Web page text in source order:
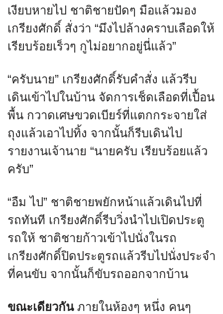
เงียบหายไป ชาติชายปัดๆ มือแล้วมอง
เกรียงศักดิ์ สั่งว่า “มึงไปล้างคราบเลือดให้
เรียบร้อยเร็วๆ กูไม่อยากอยู่นี่แล้ว”
“ครับนาย” เกรียงศักดิ์รับคำสั่ง แล้วรีบ
เดินเข้าไปในบ้าน จัดการเช็ดเลือดที่เปื้อน
พื้น กวาดเศษขวดเบียร์ที่แตกกระจายใส่
ถุงแล้วเอาไปทิ้ง จากนั้นก็รีบเดินไป
รายงานเจ้านาย “นายครับ เรียบร้อยแล้ว
ครับ”
“อืม ไป” ชาติชายพยักหน้าแล้วเดินไปที่
รถทันที เกรียงศักดิ์รีบวิ่งนำไปเปิดประตู
รถให้ ชาติชายก้าวเข้าไปนั่งในรถ
เกรียงศักดิ์ปิดประตูรถแล้วรีบไปนั่งประจำ
ที่คนขับ จากนั้นก็ขับรถออกจากบ้าน
ขณะเดียวกันภายในห้องๆ หนึ่ง คนๆ